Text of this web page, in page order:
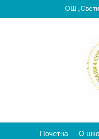
ОШ
Почетна О